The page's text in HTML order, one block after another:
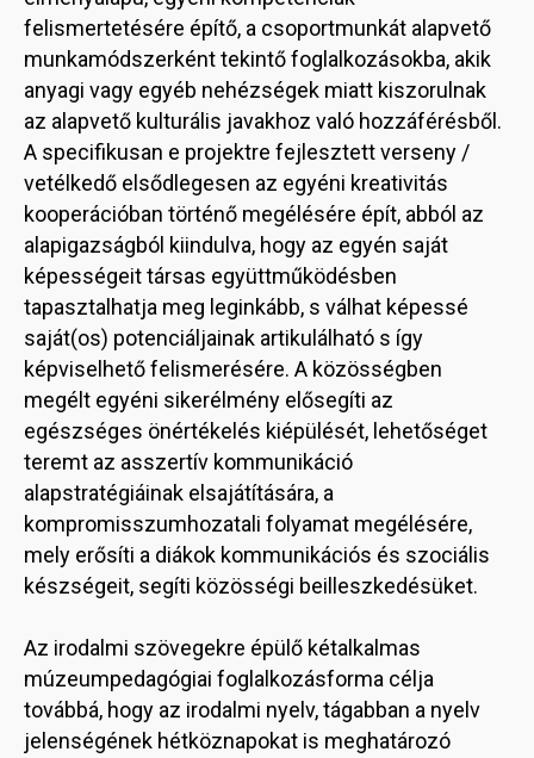
felismertetésére építő, a csoportmunkát alapvető
munkamódszerként tekintő foglalkozásokba, akik
anyagi vagy egyéb nehézségek miatt kiszorulnak
az alapvető kulturális javakhoz való hozzáférésből.
A specifikusan e projektre fejlesztett verseny /
vetélkedő elsődlegesen az egyéni kreativitás
kooperációban történő megélésére épít, abból az
alapigazságból kiindulva, hogy az egyén saját
képességeit társas együttműködésben
tapasztalhatja meg leginkább, s válhat képessé
saját(os) potenciáljainak artikulálható s így
képviselhető felismerésére. A közösségben
megélt egyéni sikerélmény elősegíti az
egészséges önértékelés kiépülését, lehetőséget
teremt az asszertív kommunikáció
alapstratégiáinak elsajátítására, a
kompromisszumhozatali folyamat megélésére,
mely erősíti a diákok kommunikációs és szociális
készségeit, segíti közösségi beilleszkedésüket.
Az irodalmi szövegekre épülő kétalkalmas
múzeumpedagógiai foglalkozásforma célja
továbbá, hogy az irodalmi nyelv, tágabban a nyelv
jelenségének hétköznapokat is meghatározó